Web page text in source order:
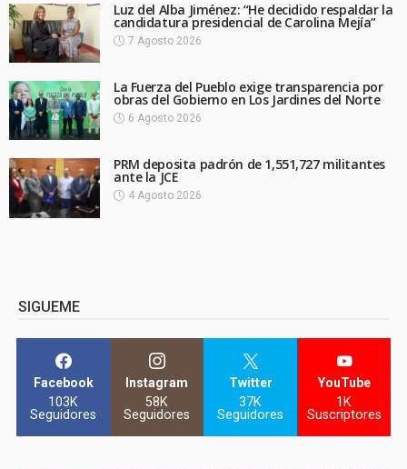
Luz del Alba Jiménez: “He decidido respaldar la
candidatura presidencial de Carolina Mejía”
7 Agosto 2026
La Fuerza del Pueblo exige transparencia por
obras del Gobierno en Los Jardines del Norte
6 Agosto 2026
PRM deposita padrón de 1,551,727 militantes
ante la JCE
4 Agosto 2026
SIGUEME
Facebook
103K
Seguidores
Instagram
58K
Seguidores
Twitter
37K
Seguidores
YouTube
1K
Suscriptores